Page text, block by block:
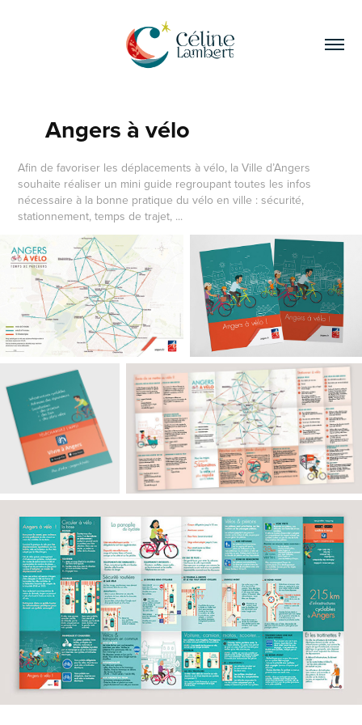
Angers à vélo
Afin de favoriser les déplacements à vélo, la Ville d’Angers
souhaite réaliser un mini guide regroupant toutes les infos
nécessaire à la bonne pratique du vélo en ville : sécurité,
stationnement, temps de trajet, ...